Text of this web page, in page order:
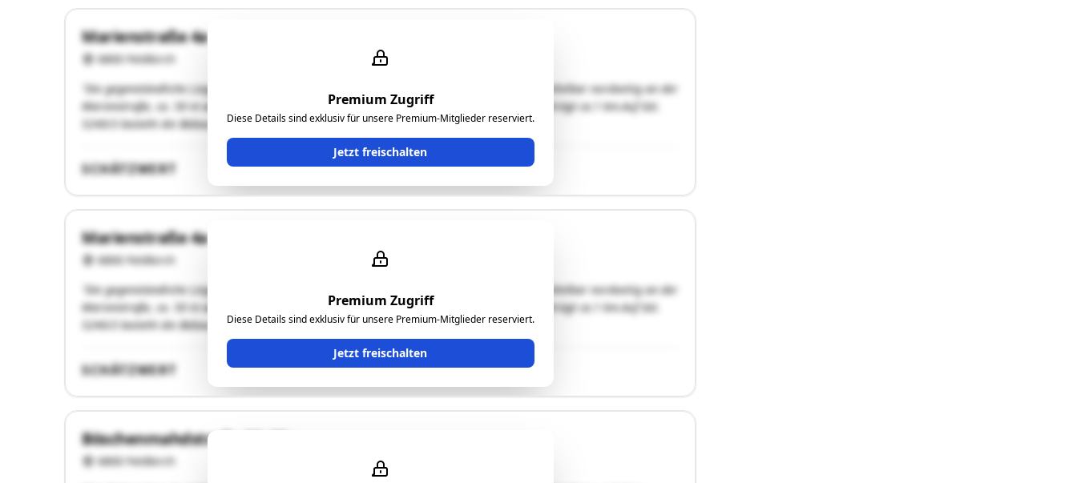
Premium Zugriff
Diese Details sind exklusiv für unsere Premium-Mitglieder reserviert.
Jetzt freischalten
Marienstraße 4a
6800 Feldkirch
"Die gegenständliche Liegenschaft befindet sich in der Stadt Feldkirch, Ortsteil Gisingen, unmittelbar nordseitig an der
Marienstraße, ca. 50 m westseitig der Kapfstraße. Die Entfernung in das Stadtteilzent-rum beträgt ca.1 km.Auf Gst.
5240/3 besteht die Bebauung durch ein Einfamilienwohnhaus. Der vertikale …"
SCHÄTZWERT
Premium Zugriff
Diese Details sind exklusiv für unsere Premium-Mitglieder reserviert.
Jetzt freischalten
Marienstraße 4a
6800 Feldkirch
"Die gegenständliche Liegenschaft befindet sich in der Stadt Feldkirch, Ortsteil Gisingen, unmittelbar nordseitig an der
Marienstraße, ca. 50 m westseitig der Kapfstraße. Die Entfernung in das Stadtteilzent-rum beträgt ca.1 km.Auf Gst.
5240/3 besteht die Bebauung durch ein Einfamilienwohnhaus. Der vertikale …"
SCHÄTZWERT
Böschenmahdstraße 30+30a
6800 Feldkirch